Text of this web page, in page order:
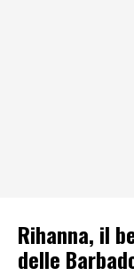
Rihanna, il
delle